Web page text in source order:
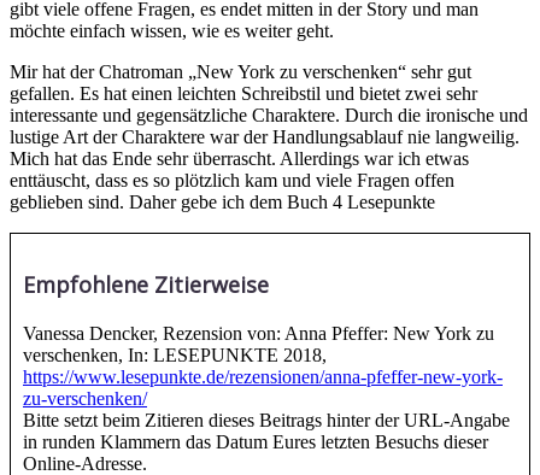
gibt viele offene Fragen, es endet mitten in der Story und man
möchte einfach wissen, wie es weiter geht.
Mir hat der Chatroman „New York zu verschenken“ sehr gut
gefallen. Es hat einen leichten Schreibstil und bietet zwei sehr
interessante und gegensätzliche Charaktere. Durch die ironische und
lustige Art der Charaktere war der Handlungsablauf nie langweilig.
Mich hat das Ende sehr überrascht. Allerdings war ich etwas
enttäuscht, dass es so plötzlich kam und viele Fragen offen
geblieben sind. Daher gebe ich dem Buch 4 Lesepunkte
Empfohlene Zitierweise
Vanessa Dencker, Rezension von: Anna Pfeffer: New York zu
verschenken, In: LESEPUNKTE 2018,
https://www.lesepunkte.de/rezensionen/anna-pfeffer-new-york-
zu-verschenken/
Bitte setzt beim Zitieren dieses Beitrags hinter der URL-Angabe
in runden Klammern das Datum Eures letzten Besuchs dieser
Online-Adresse.